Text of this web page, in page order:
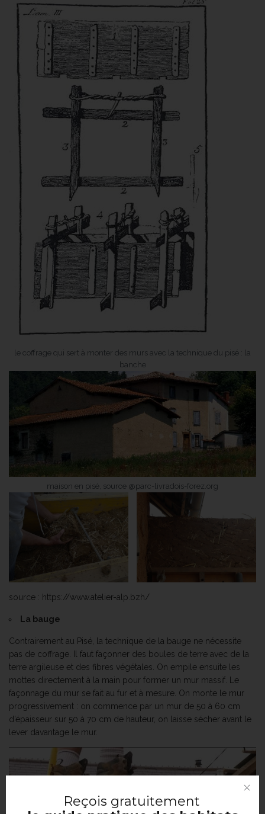
le coffrage qui sert à monter des murs avec la technique du pisé : la
banche
maison en pisé, source @parc-livradois-forez.org
source : https://www.atelier-alp.bzh/
La bauge
Contrairement au Pisé, la technique de la bauge ne nécessite
pas de coffrage. Il faut façonner des boules de terre avec de la
terre argileuse et des fibres végétales. On empile ensuite les
mottes directement à la main pour former un mur massif. Le
façonnage du mur se fait au fur et à mesure. On monte le mur
progressivement : on commence par un mur de 50 à 60 cm
d’épaisseur sur 50 à 70 cm de hauteur, on laisse sécher avant le
lever davantage le mur.
Reçois gratuitement